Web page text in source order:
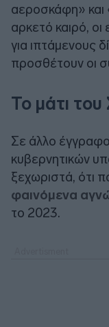
αεροσκάφη» και
αρκετό καιρό,
για ιπτάμενους
προσθέτουν οι
Το μάτι
Σε άλλο
κυβερνητικών
ξεχωριστά, ότι
φαινόμενα
το 2023.